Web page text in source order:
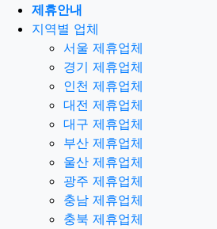
제휴안내
지역별 업체
서울 제휴업체
경기 제휴업체
인천 제휴업체
대전 제휴업체
대구 제휴업체
부산 제휴업체
울산 제휴업체
광주 제휴업체
충남 제휴업체
충북 제휴업체